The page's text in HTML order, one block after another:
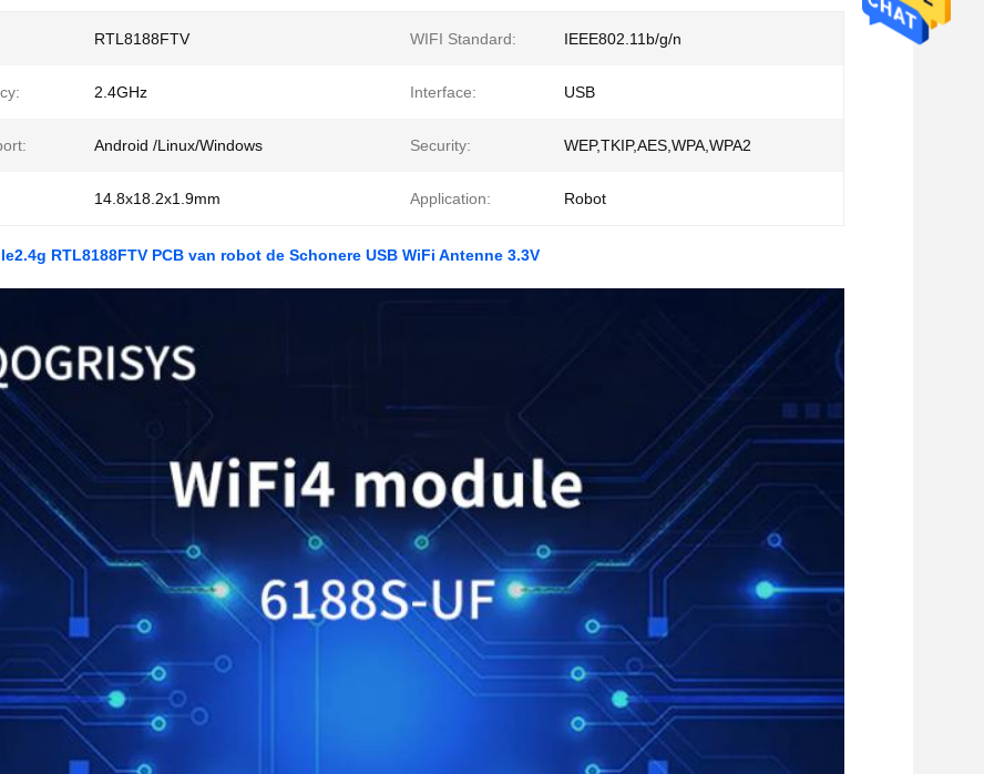
RTL8188FTV WIFI Standard: IEEE802.11b/g/n
2.4GHz Interface: USB
Android /Linux/Windows Security: WEP,TKIP,AES,WPA,WPA2
14.8x18.2x1.9mm Application: Robot
RTL8188FTV PCB van robot de Schonere USB WiFi Antenne 3.3V